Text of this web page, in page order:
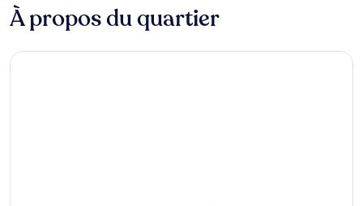
À propos du quartier